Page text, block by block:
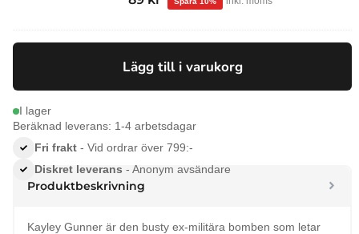
priset
99 kr.
priset
89 kr.
Lägg till i varukorg
I lager
Beräknad leverans: 1-4 arbetsdagar
Fri frakt - Vid ordrar över 799:-
Diskret leverans - Anonym avsändare
Produktbeskrivning
Kayley Gunner är den busty ex-militära bomben som letar